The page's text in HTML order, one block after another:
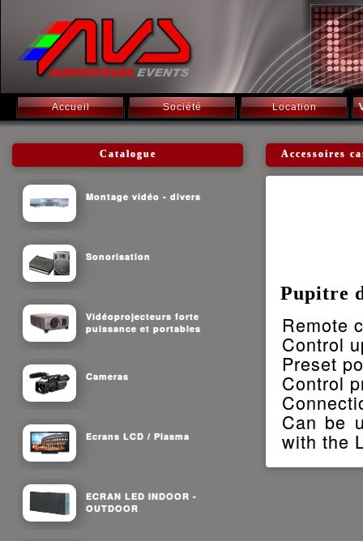
Accueil Société Location
Catalogue
Montage vidéo - divers
Sonorisation
Vidéoprojecteurs forte
puissance et portables
Cameras
Ecrans LCD / Plasma
ECRAN LED INDOOR -
OUTDOOR
Accessoires
Pupitre
Remote
Control
Preset
Control
Can be
with the